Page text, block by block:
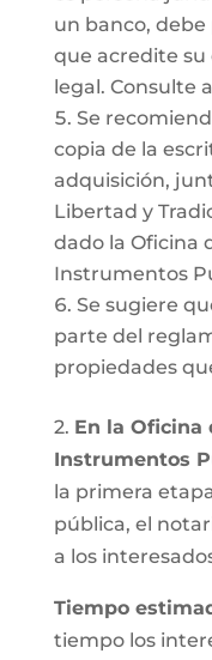
un banco,
que acredite su
legal. Consulte
Se
copia de la
adquisición,
Libertad y
dado la Oficina
Instrumentos
Se sugiere
parte del
propiedades
2. En la Oficina
Instrumentos
la primera
pública, el
a los
Tiempo
tiempo los